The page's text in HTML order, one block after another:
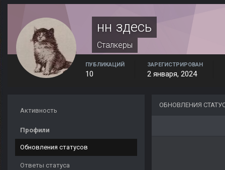
нн здесь
Сталкеры
ПУБЛИКАЦИЙ
10
ЗАРЕГИСТРИРОВАН
2 января, 2024
Активность
Профили
Обновления статусов
Ответы статуса
ОБНОВЛЕНИЯ